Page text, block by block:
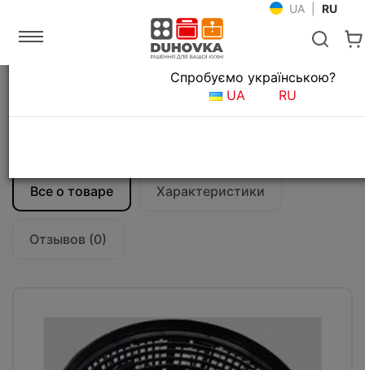
UA RU
Кухонные вытяжки
Аксессуары для кухонных вытяжек
Угольный фильтр для вытяжки Teka
Все о товаре Характеристики
Отзывов (0)
Язык магазина
Спробуємо українською?
UA
RU